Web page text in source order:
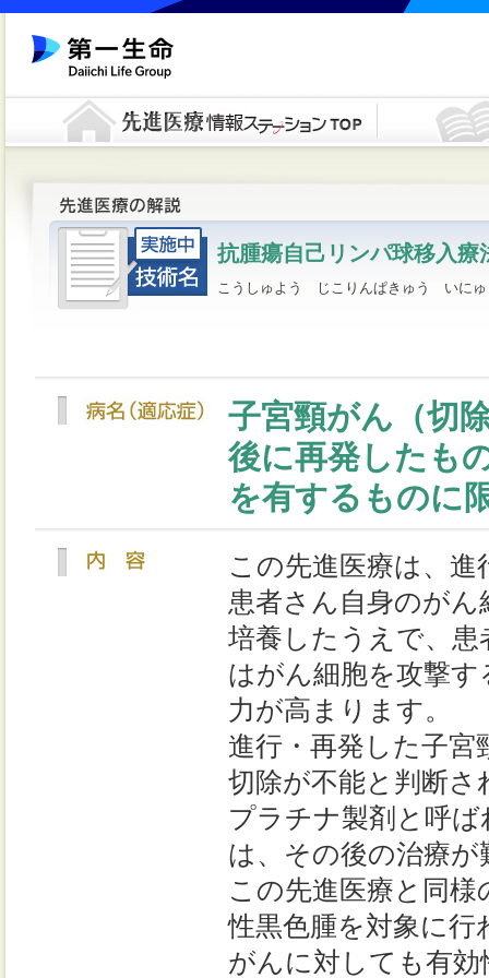
抗腫瘍自己リンパ球移入療
こうしゅよう じこりんぱきゅう いにゅ
子宮頸がん（切
後に再発したも
を有するものに
この先進医療は、
患者さん自身のが
培養したうえで、
はがん細胞を攻撃
力が高まります。
進行・再発した子
切除が不能と判断
プラチナ製剤と呼
は、その後の治療
この先進医療と同
性黒色腫を対象に行
がんに対しても有